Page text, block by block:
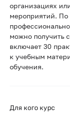
организациях
мероприятий. По
можно получить
включает 30
к учебным
обучения.
Для кого курс